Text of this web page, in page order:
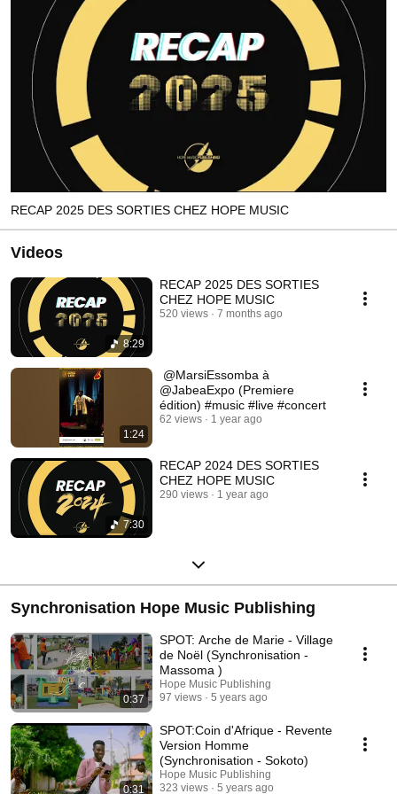
RECAP 2025 DES SORTIES CHEZ HOPE MUSIC
Videos
8:29
RECAP 2025 DES SORTIES
CHEZ HOPE MUSIC
520 views 7 months ago
1:24
​ @MarsiEssomba à
@JabeaExpo (Premiere
édition) #music #live #concert
62 views 1 year ago
7:30
RECAP 2024 DES SORTIES
CHEZ HOPE MUSIC
290 views 1 year ago
Synchronisation Hope Music Publishing
0:37
SPOT: Arche de Marie - Village
de Noël (Synchronisation -
Massoma )
Hope Music Publishing
97 views
5 years ago
0:31
SPOT:Coin d'Afrique - Revente
Version Homme
(Synchronisation - Sokoto)
Hope Music Publishing
323 views
5 years ago